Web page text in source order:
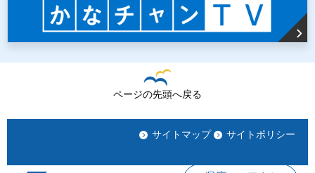
ページの先頭へ戻る
サイトマップ サイトポリシー